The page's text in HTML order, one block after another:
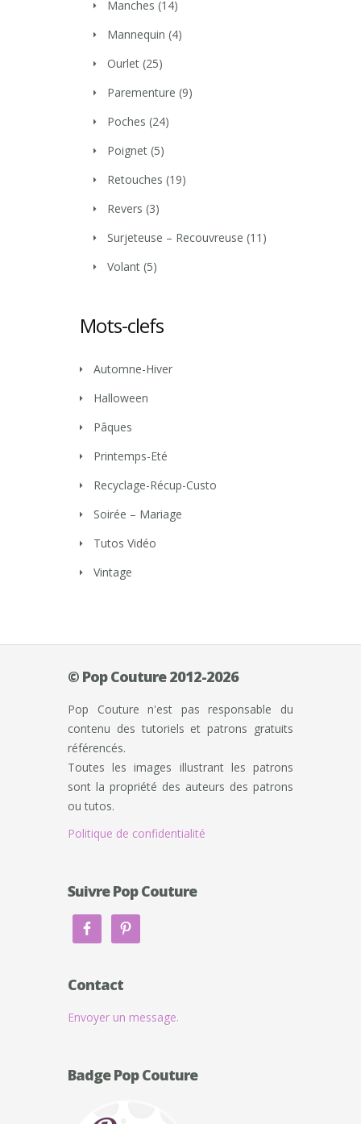
Manches (14)
Mannequin (4)
Ourlet (25)
Parementure (9)
Poches (24)
Poignet (5)
Retouches (19)
Revers (3)
Surjeteuse – Recouvreuse (11)
Volant (5)
Mots-clefs
Automne-Hiver
Halloween
Pâques
Printemps-Eté
Recyclage-Récup-Custo
Soirée – Mariage
Tutos Vidéo
Vintage
© Pop Couture 2012-2026
Pop Couture n'est pas responsable du
contenu des tutoriels et patrons gratuits
référencés.
Toutes les images illustrant les patrons
sont la propriété des auteurs des patrons
ou tutos.
Politique de confidentialité
Suivre Pop Couture
Contact
Envoyer un message.
Badge Pop Couture